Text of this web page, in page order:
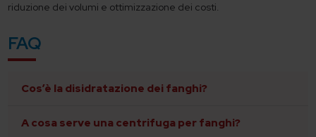
riduzione dei volumi e ottimizzazione dei costi.
FAQ
Cos’è la disidratazione dei fanghi?
A cosa serve una centrifuga per fanghi?